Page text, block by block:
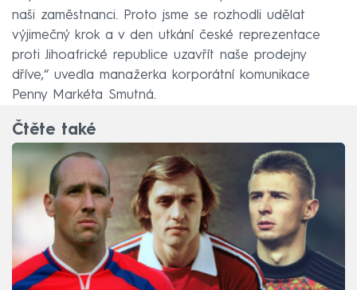
naši zaměstnanci. Proto jsme se rozhodli udělat
výjimečný krok a v den utkání české reprezentace
proti Jihoafrické republice uzavřít naše prodejny
dříve,“ uvedla manažerka korporátní komunikace
Penny Markéta Smutná.
Čtěte také